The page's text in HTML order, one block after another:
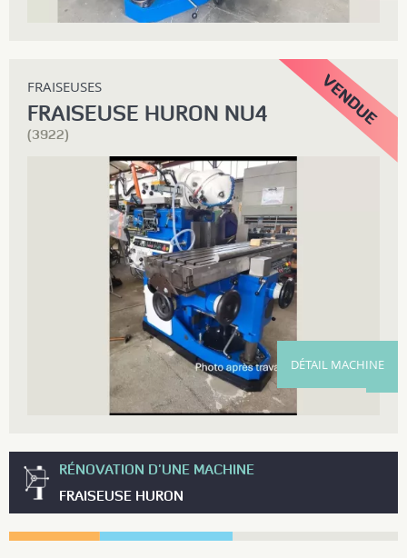
FRAISEUSES
FRAISEUSE HURON NU4
(3922)
DÉTAIL MACHINE
RÉNOVATION D'UNE MACHINE
FRAISEUSE HURON